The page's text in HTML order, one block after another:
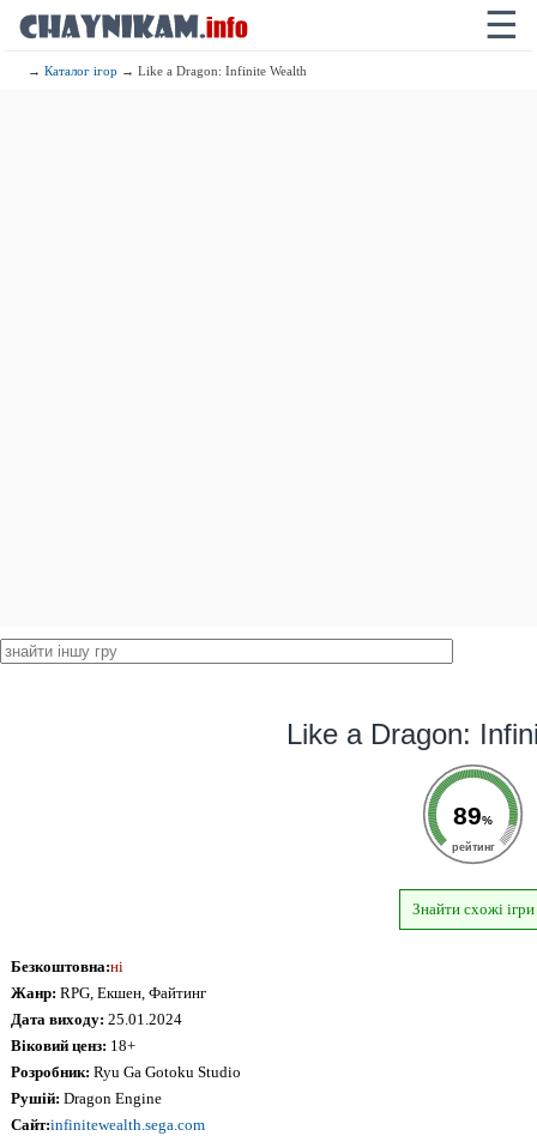
☰
→Каталог ігор → Like a Dragon: Infinite Wealth
Like a Dragon:
89%
рейтинг
Знайти схожі ігри
Безкоштовна:ні
Жанр: RPG, Екшен, Файтинг
Дата виходу: 25.01.2024
Віковий ценз: 18+
Розробник: Ryu Ga Gotoku Studio
Рушій: Dragon Engine
Сайт:infinitewealth.sega.com